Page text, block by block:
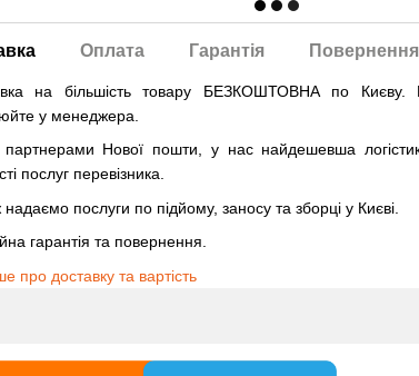
Оплата Гарантія Повернення
на більшість товару БЕЗКОШТОВНА по Києву.
у менеджера.
Нової пошти, у нас найдешевша
послуг перевізника.
послуги по підйому, заносу та зборці у Києві.
гарантія та повернення.
про доставку та вартість